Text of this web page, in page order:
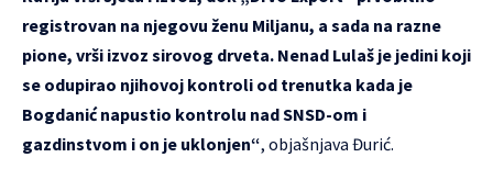
registrovan na njegovu ženu Miljanu, a sada na razne
pione, vrši izvoz sirovog drveta. Nenad Lulaš je jedini koji
se odupirao njihovoj kontroli od trenutka kada je
Bogdanić napustio kontrolu nad SNSD-om i
gazdinstvom i on je uklonjen“, objašnjava Đurić.